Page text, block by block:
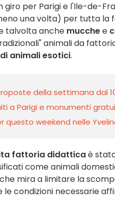
giro per Parigi e l'Ile-de-
una volta) per tutta la
talvolta anche mucchee
animali da
animali esotici.
della settimana dal
a Parigi e monumenti
questo weekend nelle
fattoria didatticaè
come animali
mira a limitare la
condizioni necessarie